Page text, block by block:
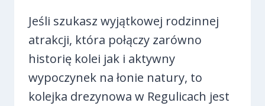
Jeśli szukasz wyjątkowej rodzinnej
atrakcji, która połączy zarówno
historię kolei jak i aktywny
wypoczynek na łonie natury, to
kolejka drezynowa w Regulicach jest